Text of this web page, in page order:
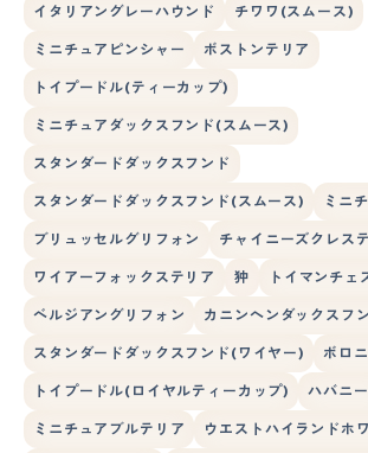
イタリアングレーハウンド チワワ(スムース)
ミニチュアピンシャー ボストンテリア
トイプードル(ティーカップ)
ミニチュアダックスフンド(スムース)
スタンダードダックスフンド
スタンダードダックスフンド(スムース) ミニ
ブリュッセルグリフォン チャイニーズクレス
ワイアーフォックステリア 狆 トイマンチェ
ベルジアングリフォン カニンヘンダックスフ
スタンダードダックスフンド(ワイヤー) ボロ
トイプードル(ロイヤルティーカップ) ハバニ
ミニチュアブルテリア ウエストハイランドホ